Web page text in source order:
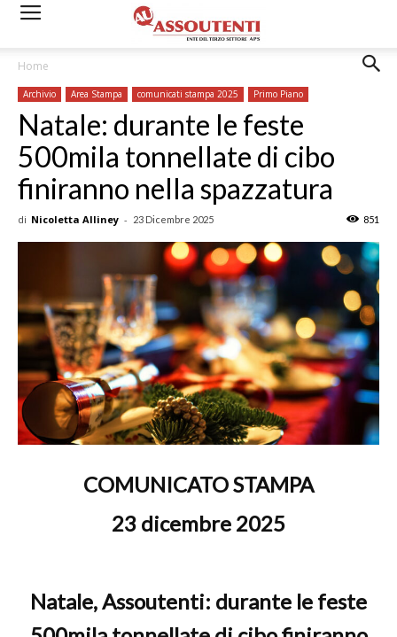
Home
Archivio Area Stampa comunicati stampa 2025 Primo Piano
Natale: durante le feste
500mila tonnellate di cibo
finiranno nella spazzatura
di Nicoletta Alliney - 23 Dicembre 2025 851
COMUNICATO STAMPA
23 dicembre 2025
Natale, Assoutenti: durante le feste